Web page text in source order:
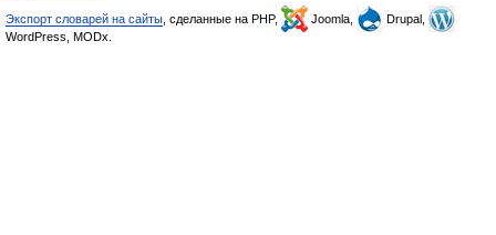
Экспорт словарей на сайты , сделанные на PHP, Joomla,
Drupal,
WordPress, MODx.